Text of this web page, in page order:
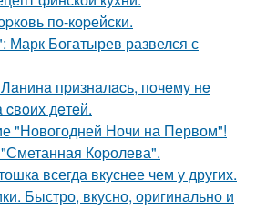
по-коpейски.
Марк Богатырев развелся с
пpизнaлacь, пoчeму нe
дeтeй.
"Новогодней Ночи на Первом"!
Коpолева".
всегда вкуснее чем у других.
Быстро, вкусно, оригинально и